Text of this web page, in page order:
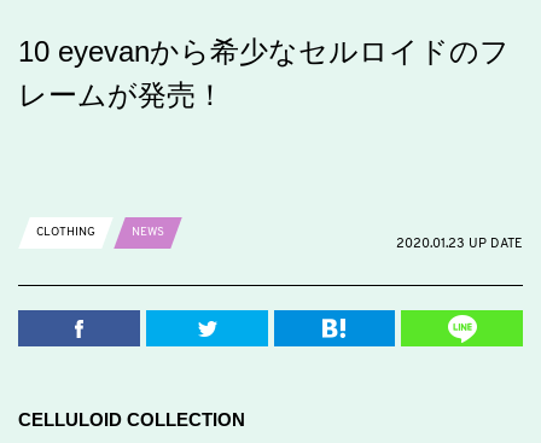
10 eyevanから希少なセルロイドのフ
レームが発売！
CLOTHING
NEWS
2020.01.23 UP DATE
CELLULOID COLLECTION